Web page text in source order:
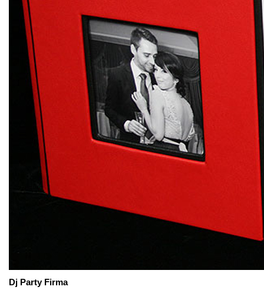
Dj Party Firma